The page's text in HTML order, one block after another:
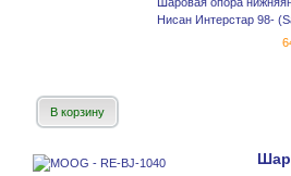
Нисан Интерстар 98-
В корзину